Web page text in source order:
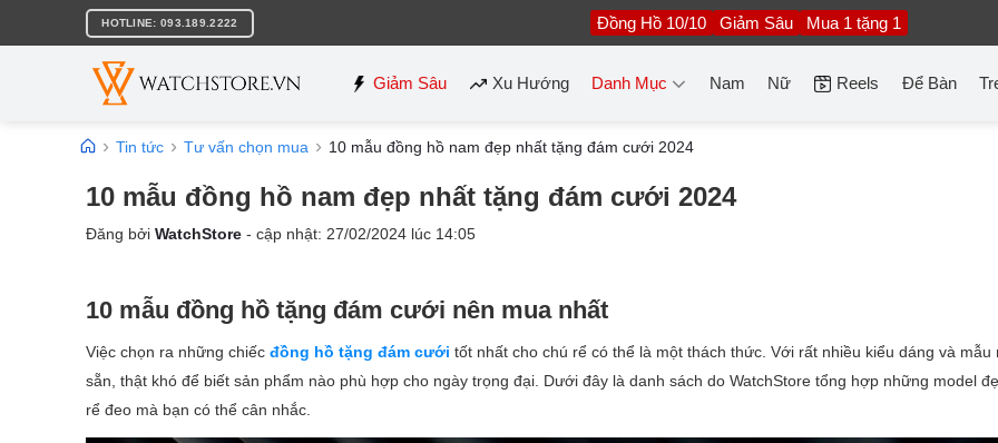
nội
HOTLINE: 093.189.2222 Đồng Hồ 10/10 Giảm Sâu Mua 1 tặng 1
Giảm Sâu Xu Hướng Danh Mục Nam Nữ Reels Để Bàn
Tin tức Tư vấn chọn mua 10 mẫu đồng hồ nam đẹp nhất tặng đám cưới 2024
10 mẫu đồng hồ nam đẹp nhất tặng đám cưới 2024
Đăng bởi WatchStore - cập nhật: 27/02/2024 lúc 14:05
10 mẫu đồng hồ tặng đám cưới nên mua nhất
Việc chọn ra những chiếc đồng hồ tặng đám cưới tốt nhất cho chú rể có thể là một thách thức. Với rất nhiều kiểu dáng và mẫu
sẵn, thật khó để biết sản phẩm nào phù hợp cho ngày trọng đại. Dưới đây là danh sách do WatchStore tổng hợp những model
rể đeo mà bạn có thể cân nhắc.